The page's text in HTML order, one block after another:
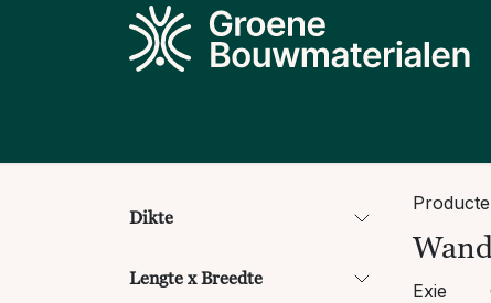
Overslaan naar inhoud
Dikte
Lengte x Breedte
Exie